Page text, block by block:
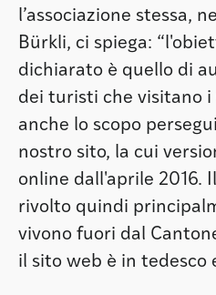
l’associazione stessa,
Bürkli, ci spiega:
dichiarato è quello di
dei turisti che visitano i
anche lo scopo
nostro sito, la cui
online dall'aprile 2016.
rivolto quindi
vivono fuori dal
il sito web è in tedesco